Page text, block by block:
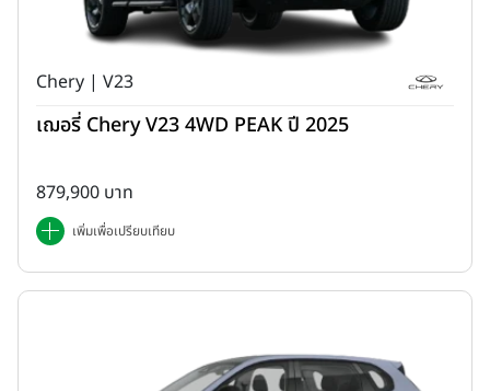
Chery | V23
เฌอรี่ Chery V23 4WD PEAK ปี 2025
879,900 บาท
เพิ่มเพื่อเปรียบเทียบ